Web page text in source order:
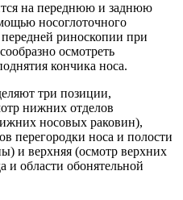
на переднюю и заднюю
носоглоточного
риноскопии при
осмотреть
кончика носа.
три позиции,
нижних отделов
носовых раковин),
перегородки носа и полости
и верхняя (осмотр верхних
и области обонятельной